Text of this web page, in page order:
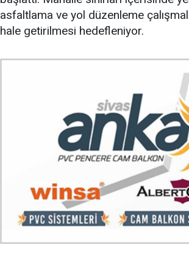
asfaltlama ve yol düzenleme
hale getirilmesi hedefleniyor.